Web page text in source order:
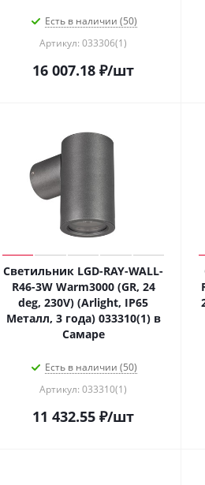
Есть в наличии (50)
Артикул: 033306(1)
16 007.18 ₽/шт
Светильник LGD-RAY-WALL-
R46-3W Warm3000 (GR, 24
deg, 230V) (Arlight, IP65
Металл, 3 года) 033310(1) в
Самаре
Есть в наличии (50)
Артикул: 033310(1)
11 432.55 ₽/шт